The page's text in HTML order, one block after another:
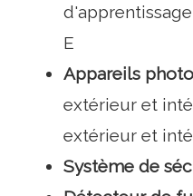
E
Appareils
extérieur et
extérieur et
Système de